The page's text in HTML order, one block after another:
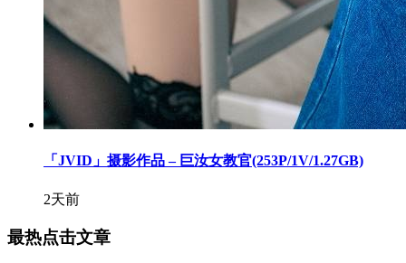
「JVID」摄影作品 – 巨汝女教官(253P/1V/1.27GB)
2天前
最热点击文章